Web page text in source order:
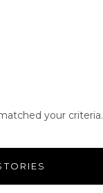
your criteria.